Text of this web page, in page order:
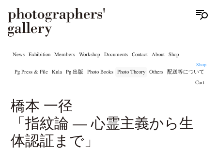
News Exhibition Members Workshop Documents Contact About Shop
Shop
Pg Press & File Kula Pg 出版 Photo Books Photo Theory Others
配送等について
Cart
橋本 一径
「指紋論 — 心霊主義から生
体認証まで」